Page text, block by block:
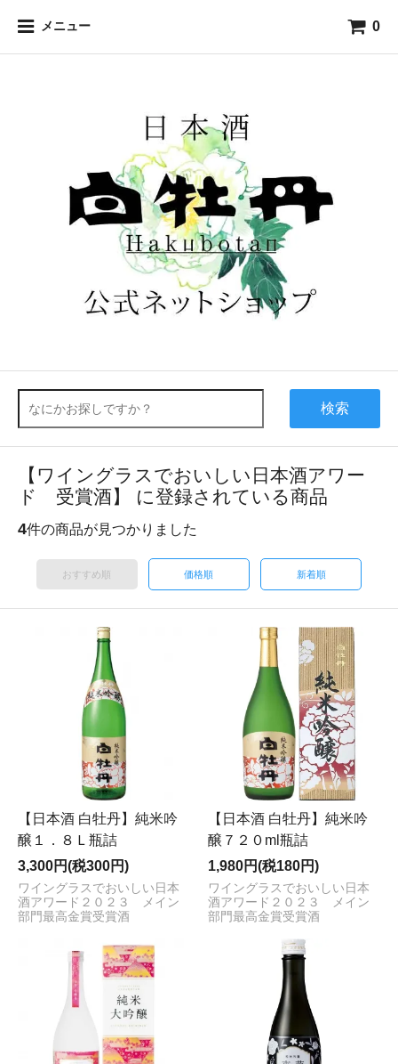
メニュー 0
検索
【ワイングラスでおいしい日本酒アワー
ド 受賞酒】 に登録されている商品
4件の商品が見つかりました
おすすめ順 価格順 新着順
【日本酒 白牡丹】純米吟
醸１．８Ｌ瓶詰
3,300円(税300円)
ワイングラスでおいしい日本
酒アワード２０２３ メイン
部門最高金賞受賞酒
【日本酒 白牡丹】純米吟
醸７２０ml瓶詰
1,980円(税180円)
ワイングラスでおいしい日本
酒アワード２０２３ メイン
部門最高金賞受賞酒